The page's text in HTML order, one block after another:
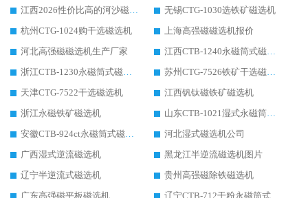
江西2026性价比高的河沙磁选机生产厂家工作原理(通俗 + 专业双版，适配产品文案/介绍使用)
无锡CTG-1030选铁矿磁选机
杭州CTG-1024购干选磁选机
上海高强磁磁选机报价
河北高强磁磁选机生产厂家
江西CTB-1240永磁筒式磁选机厂家
浙江CTB-1230永磁筒式磁选机生产厂家
苏州CTG-7526铁矿干选磁选机
天津CTG-7522干选磁选机
江西钒钛磁铁矿磁选机
浙江永磁铁矿磁选机
山东CTB-1021湿式永磁筒式磁选机
安徽CTB-924ct永磁筒式磁选机
河北湿式磁选机公司
广西湿式逆流磁选机
黑龙江半逆流磁选机图片
辽宁半逆流式磁选机
贵州高强磁除铁磁选机
广东高强磁平板磁选机
辽宁CTB-712干粉永磁筒式磁选机